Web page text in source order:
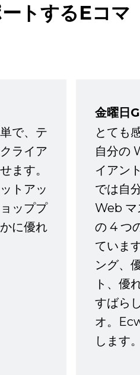
トするEコマ
で、テ
ライア
ます。
トアッ
ッププ
に優れ
金曜日G
とても
自分の
イアン
では自
Web マ
の 4 つ
ていま
ング、
ト、優
すばら
オ。
します